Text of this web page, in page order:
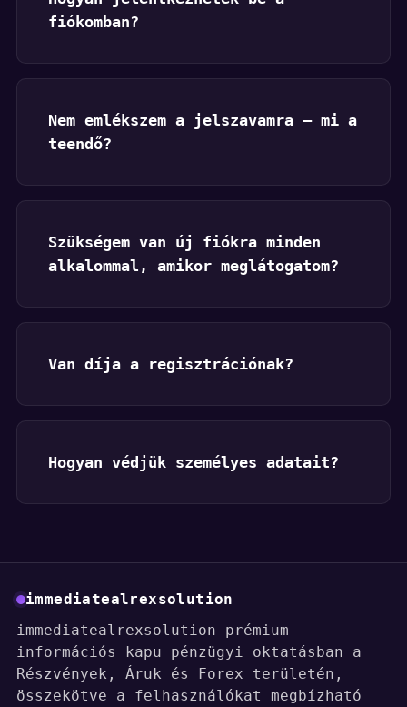
fiókomban?
Nem emlékszem a jelszavamra — mi a
teendő?
Szükségem van új fiókra minden
alkalommal, amikor meglátogatom?
Van díja a regisztrációnak?
Hogyan védjük személyes adatait?
immediatealrexsolution
immediatealrexsolution prémium
információs kapu pénzügyi oktatásban a
Részvények, Áruk és Forex területén,
összekötve a felhasználókat megbízható